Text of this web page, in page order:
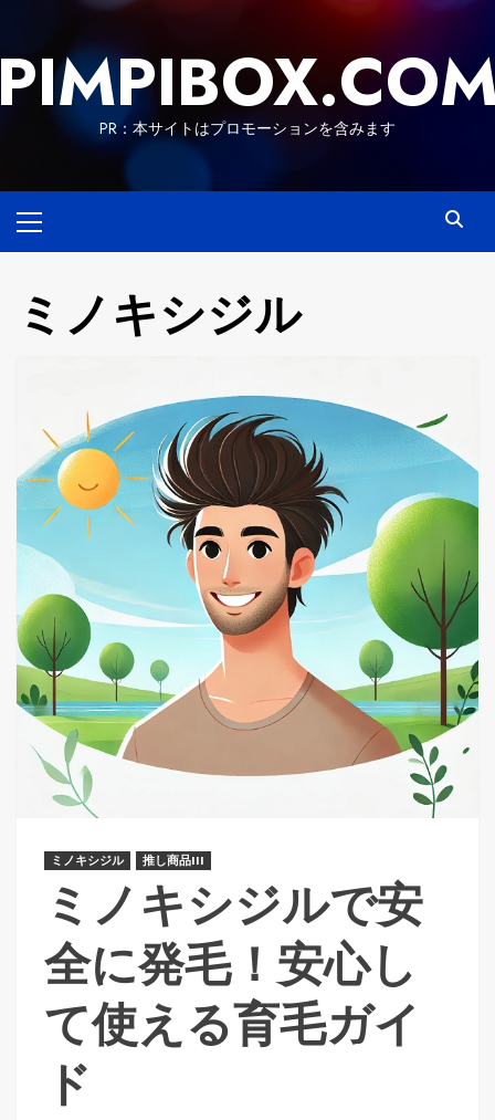
content
PR：本サイトはプロモーションを含みます
Menu
ミノキシジル
ミノキシジル 推し商品III
ミノキシジルで安
全に発毛！安心し
て使える育毛ガイ
ド